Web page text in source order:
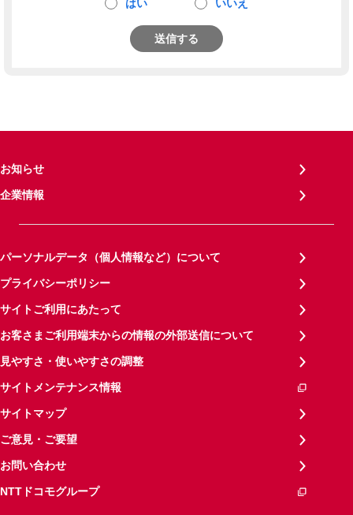
はい いいえ
送信する
お知らせ
企業情報
パーソナルデータ（個人情報など）について
プライバシーポリシー
サイトご利用にあたって
お客さまご利用端末からの情報の外部送信について
見やすさ・使いやすさの調整
サイトメンテナンス情報
サイトマップ
ご意見・ご要望
お問い合わせ
NTTドコモグループ